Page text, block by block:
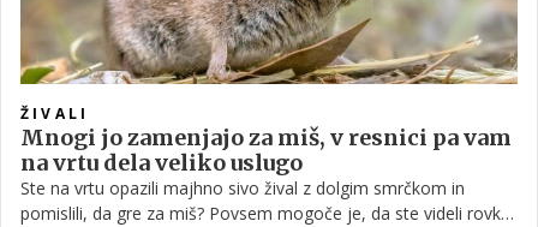
ŽIVALI
Mnogi jo zamenjajo za miš, v resnici pa vam
na vrtu dela veliko uslugo
Ste na vrtu opazili majhno sivo žival z dolgim smrčkom in
pomislili, da gre za miš? Povsem mogoče je, da ste videli rovko.